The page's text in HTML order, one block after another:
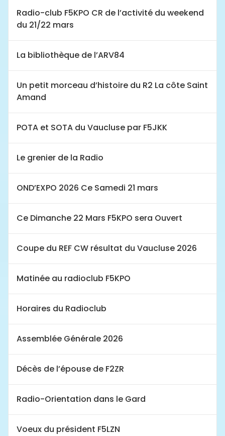
Radio-club F5KPO CR de l’activité du weekend
du 21/22 mars
La bibliothèque de l’ARV84
Un petit morceau d’histoire du R2 La côte Saint
Amand
POTA et SOTA du Vaucluse par F5JKK
Le grenier de la Radio
OND’EXPO 2026 Ce Samedi 21 mars
Ce Dimanche 22 Mars F5KPO sera Ouvert
Coupe du REF CW résultat du Vaucluse 2026
Matinée au radioclub F5KPO
Horaires du Radioclub
Assemblée Générale 2026
Décès de l’épouse de F2ZR
Radio-Orientation dans le Gard
Voeux du président F5LZN